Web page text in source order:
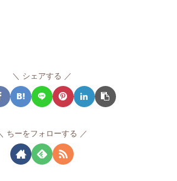
シェアする
ちーをフォローする